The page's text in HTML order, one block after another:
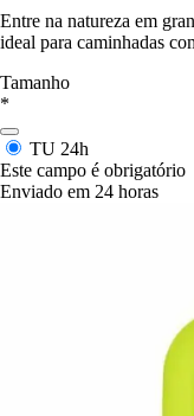
Entre na natureza em
ideal para caminhadas
Tamanho
*
TU 24h
Este campo é obrigatório
Enviado em 24 horas